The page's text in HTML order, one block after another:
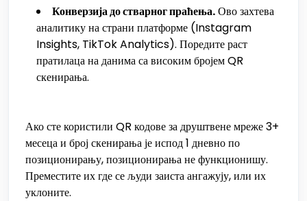
Конверзија до стварног праћења.Ово захтева
аналитику на страни платформе (Instagram
Insights, TikTok Analytics). Поредите раст
пратилаца на данима са високим бројем QR
скенирања.
Ако сте користили QR кодове за друштвене мреже 3+
месеца и број скенирања је испод 1 дневно по
позиционирању, позиционирања не функционишу.
Преместите их где се људи заиста ангажују, или их
уклоните.